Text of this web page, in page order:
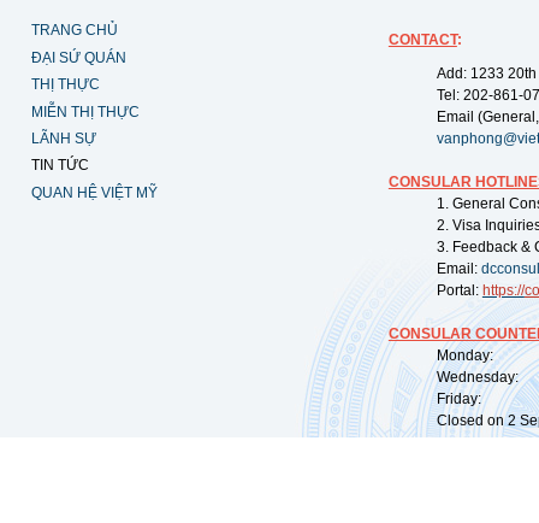
TRANG CHỦ
ĐẠI SỨ QUÁN
THỊ THỰC
MIỄN THỊ THỰC
LÃNH SỰ
TIN TỨC
QUAN HỆ VIỆT MỸ
CONTACT:
Add: 1233
Tel: 202-861-
Email
CONSULAR
1. General
2. Visa
3. Feedback &
Email:
Portal: https://
CONSULAR
Monday:
Wednesday:
Friday:
Closed on 2